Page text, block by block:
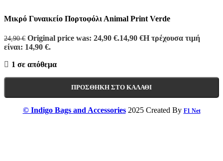
Μικρό Γυναικείο Πορτοφόλι Αnimal Print Verde
24,90€ Original price was: 24,90 €.14,90 €Η τρέχουσα τιμή
είναι: 14,90 €.
1 σε απόθεμα
ΠΡΟΣΘΉΚΗ ΣΤΟ ΚΑΛΆΘΙ
© Indigo Bags and Accessories2025 Created By F1 Net